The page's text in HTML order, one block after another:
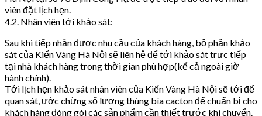
viên đặt lịch hẹn.
4.2. Nhân viên tới khảo sát:
Sau khi tiếp nhận được nhu cầu của khách hàng, bộ phận khảo
sát của Kiến Vàng Hà Nội sẽ liên hệ để tới khảo sát trực tiếp
tại nhà khách hàng trong thời gian phù hợp(kể cả ngoài giờ
hành chính).
Tới lịch hẹn khảo sát nhân viên của Kiến Vàng Hà Nội sẽ tới để
quan sát, ước chừng số lượng thùng bìa cacton để chuẩn bị cho
khách hàng đóng gói các sản phẩm cần thiết trước khi chuyển.